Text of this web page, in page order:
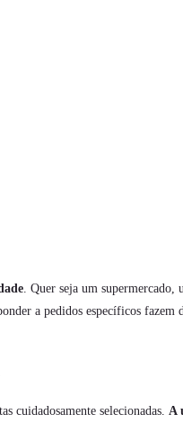
. Quer seja um supermercado,
a pedidos específicos
cuidadosamente selecionadas. A